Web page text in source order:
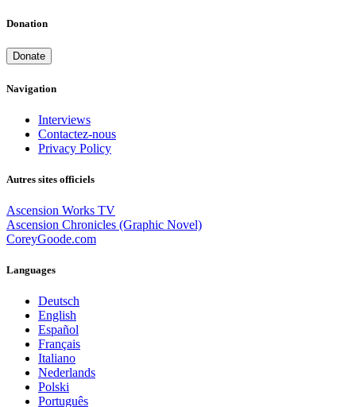
Donation
Donate
Navigation
Interviews
Contactez-nous
Privacy Policy
Autres sites officiels
Ascension Works TV
Ascension Chronicles (Graphic Novel)
CoreyGoode.com
Languages
Deutsch
English
Español
Français
Italiano
Nederlands
Polski
Português